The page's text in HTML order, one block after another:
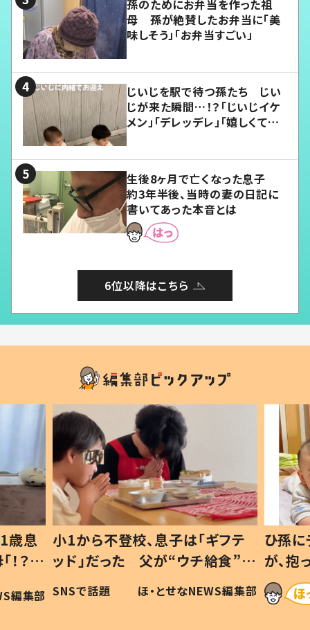
孫のためにお弁当を作った祖
母 孫が絶賛したお弁当に「美
味しそう」「お弁当すごい」
じいじを駅で待つ孫たち じい
じが来た瞬間…！？「じいじイケ
メン」「デレッデレ」「嬉しくて可
生後8ヶ月で亡くなった息子
約3年半後、当時の妻の日記に
書いてあった本音とは
6位以降はこちら
歳息
？」
編集部
小1から不登校、息子は「ギフテ
ッド」だった 父が“ウチ給食”を
作り続ける理由とは #令和の親
#令和の子
SNSで話題 ほ・とせなNEWS編集部
ひ孫
が、
「涙が
い」